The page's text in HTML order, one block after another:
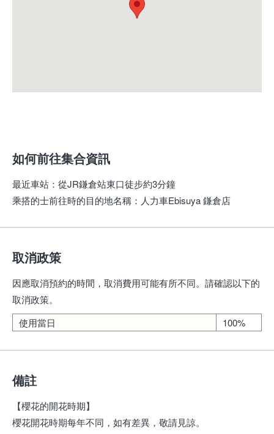
如何前往集合資訊
最近車站 ： 從JR鎌倉站東口徒步約3分鐘
乘搭的士前往時的目的地名稱 ： 人力車Ebisuya 鎌倉店
取消政策
因應取消預約的時間，取消費用可能有所不同。請確認以下的
取消政策。
使用當日
100%
備註
【櫻花的開花時期】
櫻花開花時期每年不同，如有差異，敬請見諒。